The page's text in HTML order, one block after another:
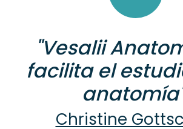
"Vesalii
facilita el
Christine